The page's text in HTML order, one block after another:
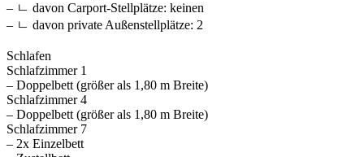
– ㄴ davon Carport-Stellplätze: keinen
– ㄴ davon private Außen­stellplätze: 2
Schlafen
Schlafzimmer 1
– Doppelbett (größer als 1,80 m Breite)
Schlafzimmer 4
– Doppelbett (größer als 1,80 m Breite)
Schlafzimmer 7
– 2x Einzelbett